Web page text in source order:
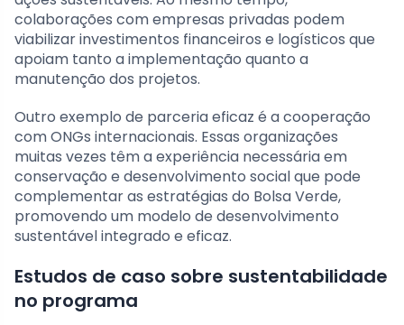
colaborações com empresas privadas podem
viabilizar investimentos financeiros e logísticos que
apoiam tanto a implementação quanto a
manutenção dos projetos.
Outro exemplo de parceria eficaz é a cooperação
com ONGs internacionais. Essas organizações
muitas vezes têm a experiência necessária em
conservação e desenvolvimento social que pode
complementar as estratégias do Bolsa Verde,
promovendo um modelo de desenvolvimento
sustentável integrado e eficaz.
Estudos de caso sobre sustentabilidade
no programa